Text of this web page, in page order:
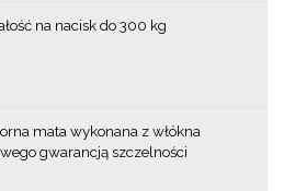
na nacisk do 300 kg
mata wykonana z włókna
gwarancją szczelności